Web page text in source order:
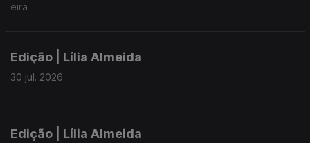
eira
Edição | Lília Almeida
30 jul. 2026
Edição | Lília Almeida